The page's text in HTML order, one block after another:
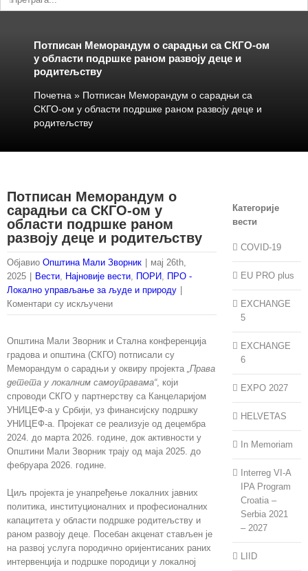
Потписан Меморандум о сарадњи са СКГО-ом
у области подршке раном развоју деце и
родитељству
Почетна » Потписан Меморандум о сарадњи са
СКГО-ом у области подршке раном развоју деце и
родитељству
Потписан Меморандум о
сарадњи са СКГО-ом у
области подршке раном
развоју деце и родитељству
Објавио Општина Мали Зворник
мај 26th,
2025
Вести Најновије вести ПОРИ
ПРО -
Локално управљање за људе и природу
Коментари су искљученина
Потписан
о
сарадњи
са
СКГО-
ом
у
области
подршке
раном
и
родитељству
Општина Мали Зворник и Стална конференција
градова и општина (СКГО) потписали су
Меморандум о сарадњи у оквиру пројекта „Права
детета у локалним самоуправама“, који
спроводи СКГО у партнерству са Канцеларијом
УНИЦЕФ-а у Србији, уз финансијску подршку
УНИЦЕФ-а. Пројекат се реализује од децембра
2024. до марта 2026. године, док активности у
Општини Мали Зворник трају од маја 2025. до
фебруара 2026. године.
Циљ пројекта је унапређење локалних јавних
политика, институционалних и професионалних
капацитета у области подршке родитељству и
раном развоју деце. Посебан акценат стављен је
на развој услуга породично оријентисаних раних
интервенција и подршке породици у локалној
Категорије
вести
COVID-19
EU PRO plus
EXCHANGE
5
EXCHANGE
6
EXPO 2027
HELVETAS
In Memoriam
Interreg VI-A
IPA Program
Croatia –
Serbia 2021
– 2027
LIID